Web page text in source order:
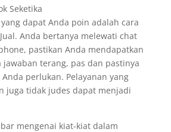
Seketika
dapat Anda poin adalah cara
Anda bertanya melewati chat
pastikan Anda mendapatkan
jawaban terang, pas dan pastinya
perlukan. Pelayanan yang
juga tidak judes dapat menjadi
mengenai kiat-kiat dalam